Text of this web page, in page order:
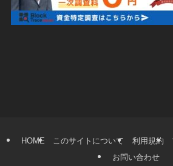
HOME このサイトについて 利用規約
お問い合わせ